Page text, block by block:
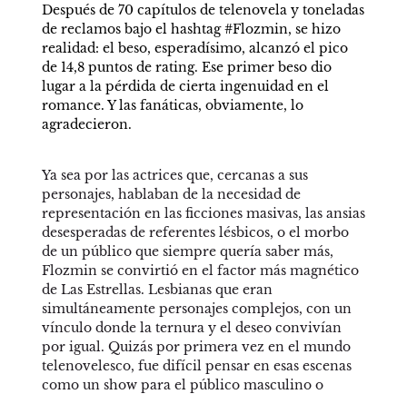
Después de 70 capítulos de telenovela y toneladas
de reclamos bajo el hashtag #Flozmin, se hizo
realidad: el beso, esperadísimo, alcanzó el pico
de 14,8 puntos de rating. Ese primer beso dio
lugar a la pérdida de cierta ingenuidad en el
romance. Y las fanáticas, obviamente, lo
agradecieron.
Ya sea por las actrices que, cercanas a sus
personajes, hablaban de la necesidad de
representación en las ficciones masivas, las ansias
desesperadas de referentes lésbicos, o el morbo
de un público que siempre quería saber más,
Flozmin se convirtió en el factor más magnético
de Las Estrellas. Lesbianas que eran
simultáneamente personajes complejos, con un
vínculo donde la ternura y el deseo convivían
por igual. Quizás por primera vez en el mundo
telenovelesco, fue difícil pensar en esas escenas
como un show para el público masculino o